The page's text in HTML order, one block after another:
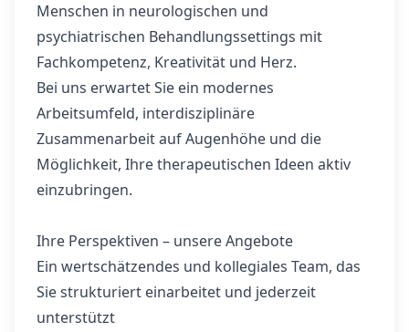
Menschen in neurologischen und
psychiatrischen Behandlungssettings mit
Fachkompetenz, Kreativität und Herz.
Bei uns erwartet Sie ein modernes
Arbeitsumfeld, interdisziplinäre
Zusammenarbeit auf Augenhöhe und die
Möglichkeit, Ihre therapeutischen Ideen aktiv
einzubringen.
Ihre Perspektiven – unsere Angebote
Ein wertschätzendes und kollegiales Team, das
Sie strukturiert einarbeitet und jederzeit
unterstützt